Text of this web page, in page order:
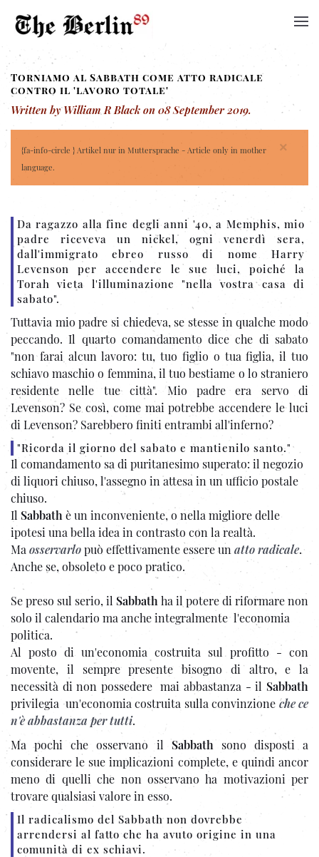
Torniamo al Sabbath come atto radicale
contro il 'lavoro totale'
Written by William R Black on 08 September 2019.
×
{fa-info-circle } Artikel nur in Muttersprache - Article only in mother
language.
Da ragazzo alla fine degli anni '40, a Memphis, mio
​​padre riceveva un nickel, ogni venerdì sera,
dall'immigrato ebreo russo di nome Harry
Levenson per accendere le sue luci, poiché la
Torah vieta l'illuminazione "nella vostra casa di
sabato".
Tuttavia mio padre si chiedeva, se stesse in qualche modo
peccando. Il quarto comandamento dice che di sabato
"non farai alcun lavoro: tu, tuo figlio o tua figlia, il tuo
schiavo maschio o femmina, il tuo bestiame o lo straniero
residente nelle tue città". Mio padre era servo di
Levenson? Se così, come mai potrebbe accendere le luci
di Levenson? Sarebbero finiti entrambi all'inferno?
"Ricorda il giorno del sabato e mantienilo santo."
Il comandamento sa di puritanesimo superato: il negozio
di liquori chiuso, l'assegno in attesa in un ufficio postale
chiuso.
Il Sabbath è un inconveniente, o nella migliore delle
ipotesi una bella idea in contrasto con la realtà.
Ma osservarlopuò effettivamente essere un atto radicale.
Anche se, obsoleto e poco pratico.
Se preso sul serio, il Sabbath ha il potere di riformare non
solo il calendario ma anche integralmente l'economia
politica.
Al posto di un'economia costruita sul profitto - con
movente, il sempre presente bisogno di altro, e la
necessità di non possedere mai abbastanza - il Sabbath
privilegia un'economia costruita sulla convinzione che ce
n'è abbastanza per tutti.
Ma pochi che osservano il Sabbath sono disposti a
considerare le sue implicazioni complete, e quindi ancor
meno di quelli che non osservano ha motivazioni per
trovare qualsiasi valore in esso.
Il radicalismo del Sabbath non dovrebbe
arrendersi al fatto che ha avuto origine in una
comunità di ex schiavi.